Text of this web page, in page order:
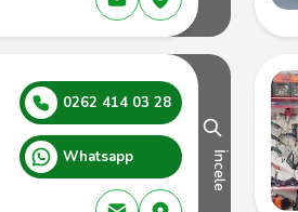
0262 414 03 28
Whatsapp İncele